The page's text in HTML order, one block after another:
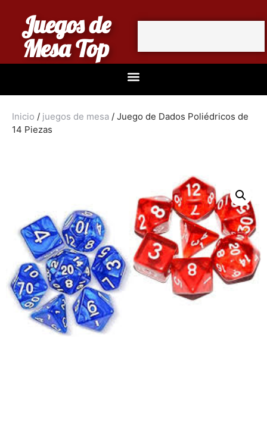
Juegos de
Mesa Top
Inicio / juegos de mesa / Juego de Dados Poliédricos de
14 Piezas